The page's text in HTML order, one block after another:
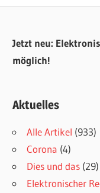
Jetzt neu:
möglich!
Aktuelles
Alle Artikel (933)
Corona (4)
Dies und das (29)
Elektronischer